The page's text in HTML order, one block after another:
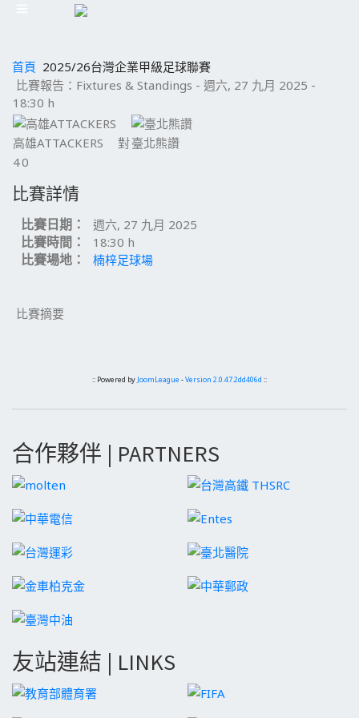
首頁 2025/26台灣企業甲級足球聯賽
比賽報告：Fixtures & Standings - 週六, 27 九月 2025 -
18:30 h
高雄ATTACKERS 對臺北熊讚
40
比賽詳情
比賽日期： 週六, 27 九月 2025
比賽時間： 18:30 h
比賽場地： 楠梓足球場
比賽摘要
:: Powered by JoomLeague -Version 2.0.47.2dd406d ::
合作夥伴 | PARTNERS
友站連結 | LINKS